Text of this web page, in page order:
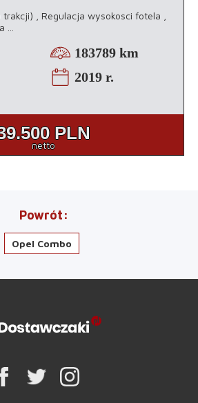
trakcji) , Regulacja wysokosci fotela ,
183789 km
2019 r.
PLN
netto
Powrót
Opel Combo